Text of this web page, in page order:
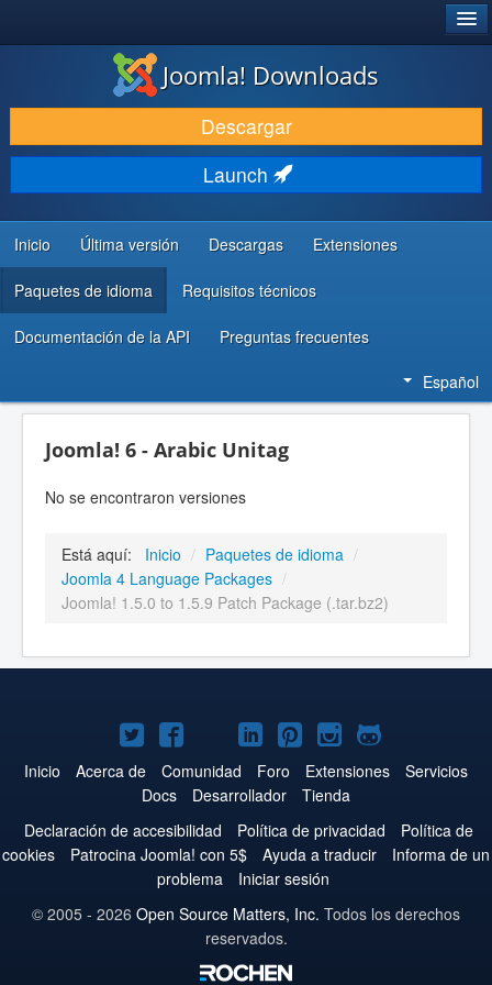
DESCARGAR & EXTENDER
DESCUBRE & APRENDE
COMUNIDAD & SOPORTE
RECURSOS PARA DESARROLLADORES
Joomla! Downloads
Descargar
Launch
Inicio Última versión Descargas Extensiones
Paquetes de idioma Requisitos técnicos
Documentación de la API Preguntas frecuentes
Español
Joomla! 6 - Arabic Unitag
No se encontraron versiones
Está aquí: Inicio / Paquetes de idioma /
Joomla 4 Language Packages /
Joomla! 1.5.0 to 1.5.9 Patch Package (.tar.bz2)
Joomla!
en
Twitter
Joomla!
en
Facebook
Joomla!
en
YouTube
Joomla!
en
LinkedIn
Joomla!
en
Pinterest
Joomla!
en
Instagram
Joomla!
en
Inicio Acerca de Comunidad Foro Extensiones
Servicios
Docs
Desarrollador
Tienda
Declaración de accesibilidad
Política de privacidad
Política de
cookies
Patrocina Joomla! con 5$ Ayuda a traducir
Informa de un
problema
Iniciar sesión
© 2005 - 2026 Open Source Matters, Inc. Todos los derechos
reservados.